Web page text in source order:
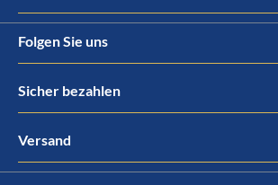
Folgen Sie uns
Sicher bezahlen
Versand